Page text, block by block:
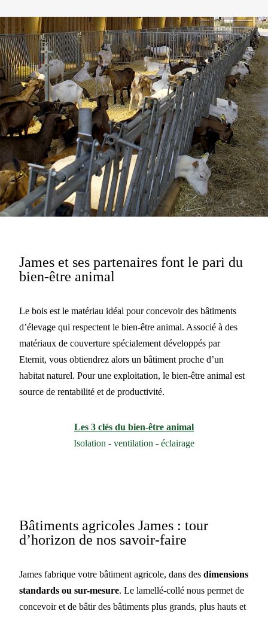
James et ses partenaires font le pari du
bien-être animal
Le bois est le matériau idéal pour concevoir des bâtiments
d’élevage qui respectent le bien-être animal. Associé à des
matériaux de couverture spécialement développés par
Eternit, vous obtiendrez alors un bâtiment proche d’un
habitat naturel. Pour une exploitation, le bien-être animal est
source de rentabilité et de productivité.
Les 3 clés du bien-être animal
Isolation - ventilation - éclairage
Bâtiments agricoles James : tour
d’horizon de nos savoir-faire
James fabrique votre bâtiment agricole, dans des dimensions
standards ou sur-mesure. Le lamellé-collé nous permet de
concevoir et de bâtir des bâtiments plus grands, plus hauts et